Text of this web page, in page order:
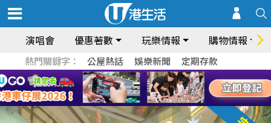
演唱會 優惠著數 玩樂情報 購物情報
熱門關鍵字： 公屋熱話 娛樂新聞 定期存款